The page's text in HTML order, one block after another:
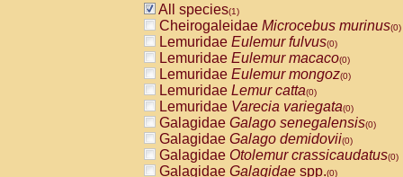
All species(1)
Cheirogaleidae Microcebus murinus(0)
Lemuridae Eulemur fulvus(0)
Lemuridae Eulemur macaco(0)
Lemuridae Eulemur mongoz(0)
Lemuridae Lemur catta(0)
Lemuridae Varecia variegata(0)
Galagidae Galago senegalensis(0)
Galagidae Galago demidovii(0)
Galagidae Otolemur crassicaudatus(0)
Galagidae Galagidae spp.(0)